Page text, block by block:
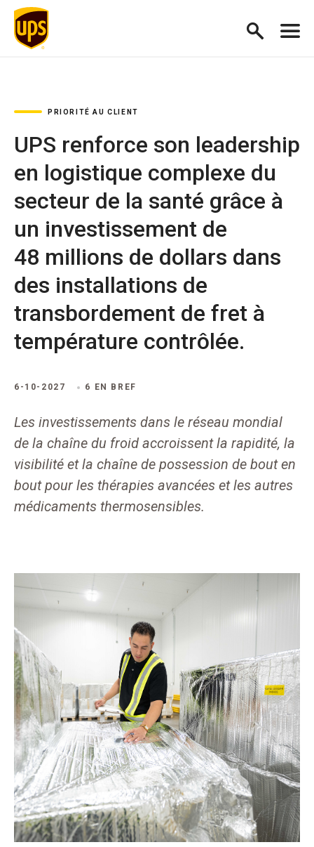
PRIORITÉ AU CLIENT
UPS renforce son leadership
en logistique complexe du
secteur de la santé grâce à
un investissement de
48 millions de dollars dans
des installations de
transbordement de fret à
température contrôlée.
6-10-2027 6 EN BREF
Les investissements dans le réseau mondial
de la chaîne du froid accroissent la rapidité, la
visibilité et la chaîne de possession de bout en
bout pour les thérapies avancées et les autres
médicaments thermosensibles.